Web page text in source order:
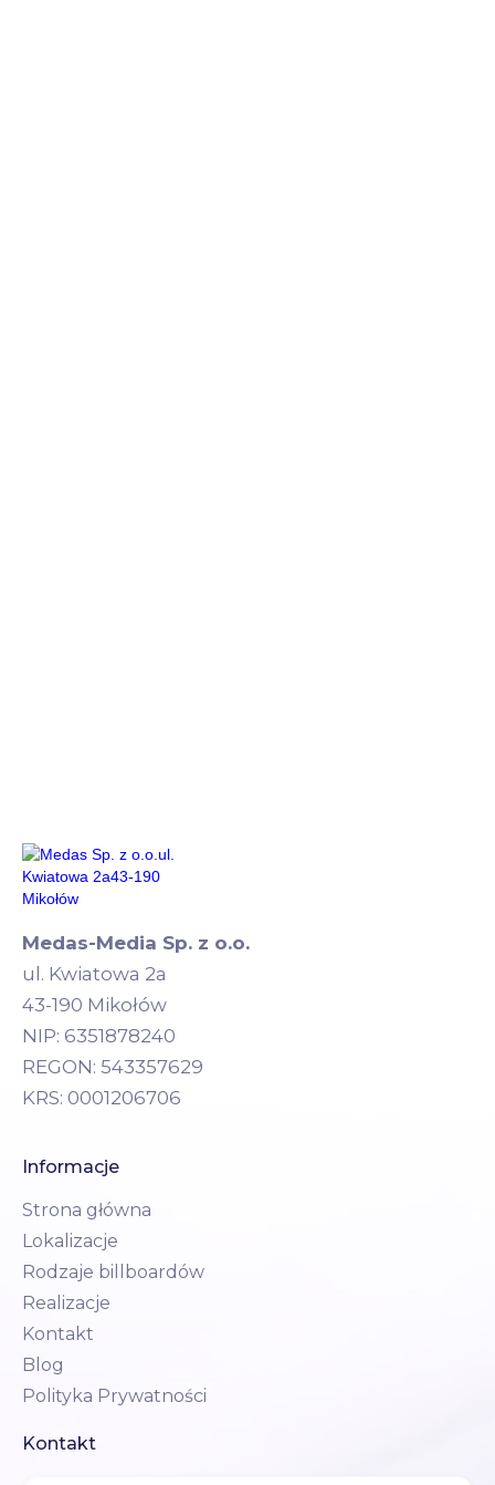
Medas-Media Sp. z o.o.
ul. Kwiatowa 2a
43-190 Mikołów
NIP: 6351878240
REGON: 543357629
KRS: 0001206706
Informacje
Strona główna
Lokalizacje
Rodzaje billboardów
Realizacje
Kontakt
Blog
Polityka Prywatności
Kontakt